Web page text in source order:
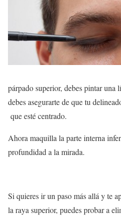
párpado superior, debes pintar una
debes asegurarte de que tu
que esté centrado.
Ahora maquilla la parte interna
profundidad a la mirada.
Si quieres ir un paso más allá y te
la raya superior, puedes probar a